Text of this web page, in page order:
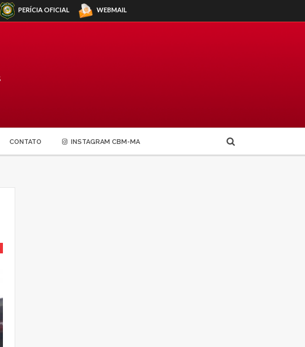
PERÍCIA OFICIAL WEBMAIL
CONTATO INSTAGRAM CBM-MA